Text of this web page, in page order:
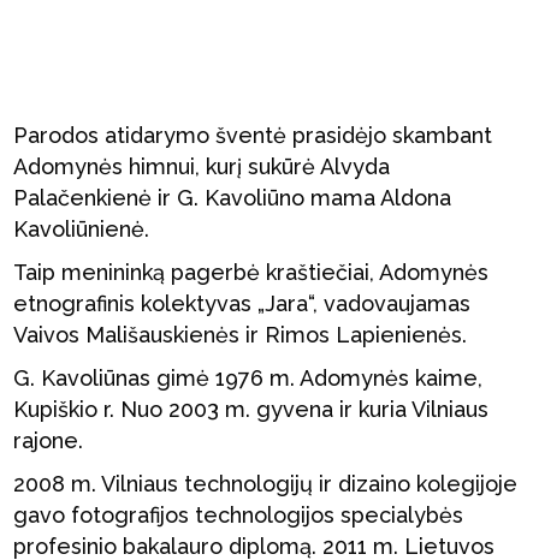
Parodos atidarymo šventė prasidėjo skambant
Adomynės himnui, kurį sukūrė Alvyda
Palačenkienė ir G. Kavoliūno mama Aldona
Kavoliūnienė.
Taip menininką pagerbė kraštiečiai, Adomynės
etnografinis kolektyvas „Jara“, vadovaujamas
Vaivos Mališauskienės ir Rimos Lapienienės.
G. Kavoliūnas gimė 1976 m. Adomynės kaime,
Kupiškio r. Nuo 2003 m. gyvena ir kuria Vilniaus
rajone.
2008 m. Vilniaus technologijų ir dizaino kolegijoje
gavo fotografijos technologijos specialybės
profesinio bakalauro diplomą. 2011 m. Lietuvos